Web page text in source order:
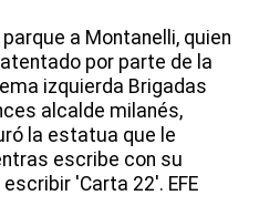
a Montanelli, quien
por parte de la
izquierda Brigadas
alcalde milanés,
la estatua que le
escribe con su
'Carta 22'. EFE